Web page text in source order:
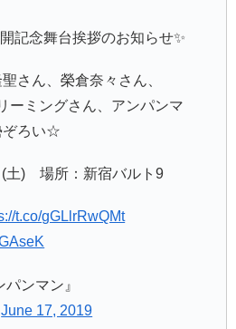
記念舞台挨拶のお知らせ✨
さん、榮倉奈々さん、
ーミングさん、アンパンマ
ぞろい☆
(土) 場所：新宿バルト9
t.co/gGLlrRwQMt
ンマン』
June 17, 2019